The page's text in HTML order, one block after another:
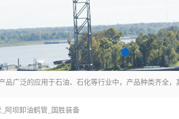
阿坝卸油鹤管_国胜装备